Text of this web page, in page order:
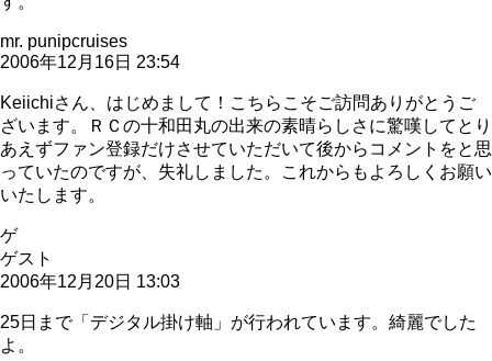
mr. punipcruises
2006年12月16日 23:54
Keiichiさん、はじめまして！こちらこそご訪問ありがとうご
ざいます。ＲＣの十和田丸の出来の素晴らしさに驚嘆してとり
あえずファン登録だけさせていただいて後からコメントをと思
っていたのですが、失礼しました。これからもよろしくお願い
いたします。
ゲ
ゲスト
2006年12月20日 13:03
25日まで「デジタル掛け軸」が行われています。綺麗でした
よ。